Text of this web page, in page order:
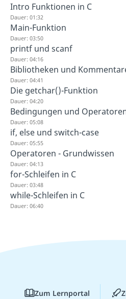
Intro Funktionen in C
Dauer: 01:32
Main-Funktion
Dauer: 03:50
printf und scanf
Dauer: 04:16
Bibliotheken und
Dauer: 04:41
Die getchar()-Funktion
Dauer: 04:20
Bedingungen und
Dauer: 05:08
if, else und switch-case
Dauer: 05:55
Operatoren - Grundwissen
Dauer: 04:13
for-Schleifen in C
Dauer: 03:48
while-Schleifen in C
Dauer: 06:40
Zum Lernportal